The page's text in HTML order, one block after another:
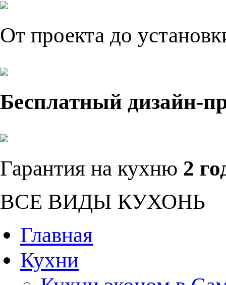
От проекта до
Бесплатный дизайн-
Гарантия на кухню 2
ВСЕ ВИДЫ КУХОНЬ
Главная
Кухни